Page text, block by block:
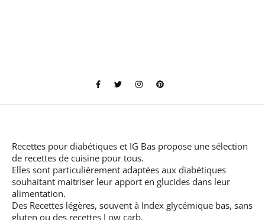
Recettes pour diabétiques et IG Bas propose une sélection
de recettes de cuisine pour tous.
Elles sont particulièrement adaptées aux diabétiques
souhaitant maitriser leur apport en glucides dans leur
alimentation.
Des Recettes légères, souvent à Index glycémique bas, sans
gluten ou des recettes Low carb.